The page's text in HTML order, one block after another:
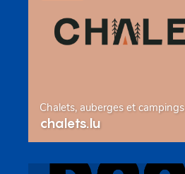
Chalets, auberges et campings
chalets.lu